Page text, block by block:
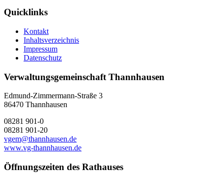
Quicklinks
Kontakt
Inhaltsverzeichnis
Impressum
Datenschutz
Verwaltungsgemeinschaft Thannhausen
Edmund-Zimmermann-Straße 3
86470 Thannhausen
08281 901-0
08281 901-20
vgem@thannhausen.de
www.vg-thannhausen.de
Öffnungszeiten des Rathauses